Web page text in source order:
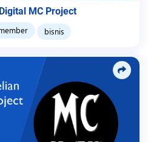
MC Project
bisnis